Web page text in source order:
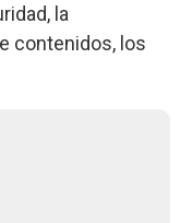
la
contenidos, los